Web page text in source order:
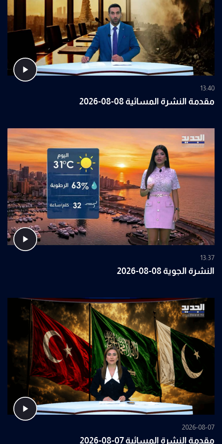
13:40
مقدمة النشرة المسائية 08-08-2026
13:37
النشرة الجوية 08-08-2026
2026-08-07
مقدمة النشرة المسائية 07-08-2026